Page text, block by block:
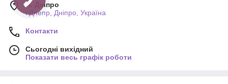
м. Дніпро
г.Днепр, Дніпро, Україна
Контакти
Сьогодні вихідний
Показати весь графік роботи